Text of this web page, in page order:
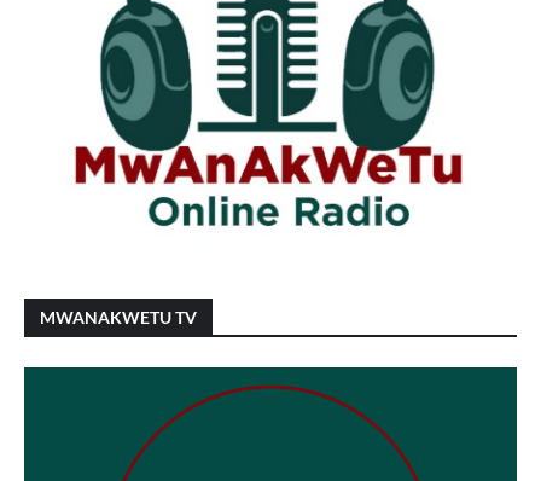
MWANAKWETU TV